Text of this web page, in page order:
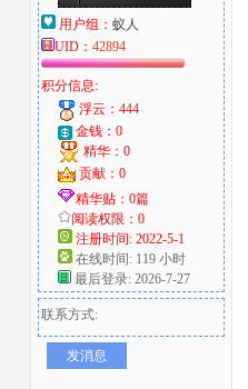
用户组： 蚁人
UID： 42894
积分信息:
浮云：444
金钱：0
精华：0
贡献：0
精华贴：0篇
阅读权限：0
注册时间: 2022-5-1
在线时间: 119 小时
最后登录: 2026-7-27
联系方式:
发消息